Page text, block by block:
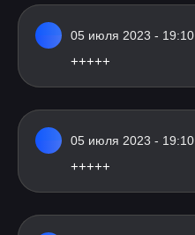
05 июля 2023 - 19:10
+++++
05 июля 2023 - 19:10
+++++